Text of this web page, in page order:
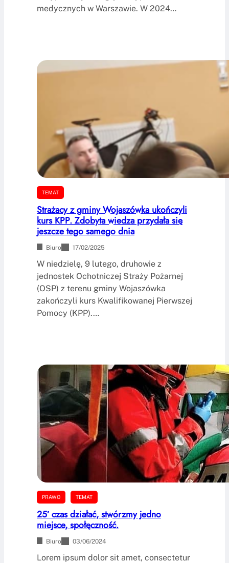
medycznych w Warszawie. W 2024…
TEMAT
Strażacy z gminy Wojaszówka ukończyli
kurs KPP. Zdobyta wiedza przydała się
jeszcze tego samego dnia
Biuro 17/02/2025
W niedzielę, 9 lutego, druhowie z
jednostek Ochotniczej Straży Pożarnej
(OSP) z terenu gminy Wojaszówka
zakończyli kurs Kwalifikowanej Pierwszej
Pomocy (KPP).…
PRAWO TEMAT
25′ czas działać, stwórzmy jedno
miejsce, społęczność.
Biuro 03/06/2024
Lorem ipsum dolor sit amet, consectetur